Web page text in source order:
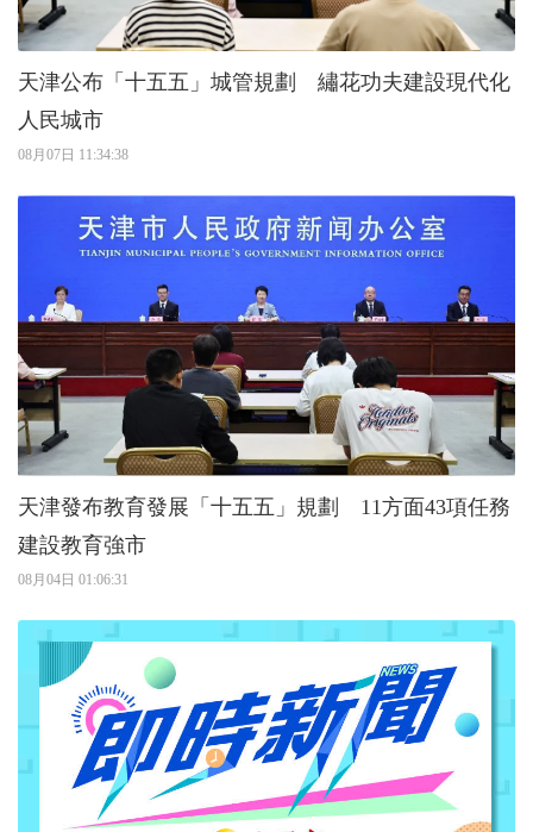
天津公布「十五五」城管規劃 繡花功夫建設現代化
人民城市
08月07日 11:34:38
天津發布教育發展「十五五」規劃 11方面43項任務
建設教育強市
08月04日 01:06:31